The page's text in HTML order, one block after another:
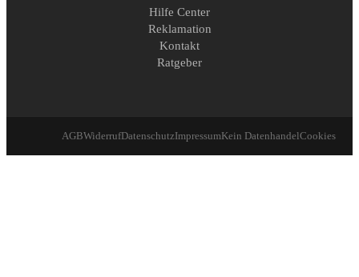
Hilfe Center
Reklamation
Kontakt
Ratgeber
AGBWiderrufDatenschutzImpressumKein DatenhandelCookies